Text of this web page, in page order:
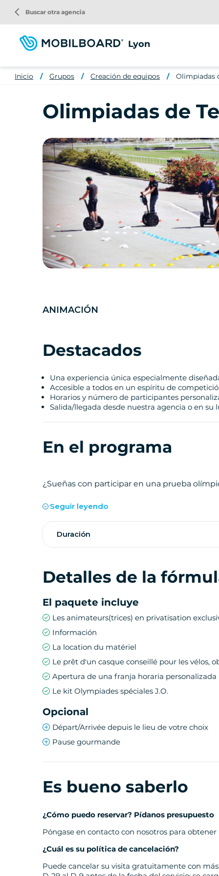
contenido
principal
Lyon
arrow_back_ios Buscar otra agencia
Inicio Grupos Creación de equipos Olimpiadas
Olimpiadas de
ANIMACIÓN
Destacados
Una experiencia única especialmente
Accesible a todos en un espíritu de
Horarios y número de participantes
Salida/llegada desde nuestra agencia o en su
En el programa
¿Sueñas con participar en una prueba
lo pasen en grande.
Cómo funciona el team building
continuación, reciben una sesión
Sesión informativa sobre cómo conducir
pondrá a prueba su modo suave para
Olimpiadas con una serie de retos a
Descubrir Lyon divirtiéndose
Ya sea en Segway, scooter o bicicleta, las
(re)descubrir Lyon de una forma especial.
que bata el récord de los 100 metros lisos).
Lyon.
Una actividad para celebrar el
Esta actividad de team building ha sido
competición amistosa. Estas Olimpiadas
especiales y, sobre todo, ¡mucho buen
Team building a medida
necesidades, basándonos en nuestro
Seguir leyendo
Duración
Detalles de la
El paquete incluye
Les animateurs(trices) en privatisation
Información
La location du matériel
Le prêt d'un casque conseillé pour les vélos,
Apertura de una franja horaria personalizada
Le kit Olympiades spéciales J.O.
Opcional
Départ/Arrivée depuis le lieu de votre choix
Pause gourmande
Es bueno saberlo
¿Cómo puedo reservar? Pídanos presupuesto
Póngase en contacto con nosotros para
¿Cuál es su política de cancelación?
Puede cancelar su visita gratuitamente con